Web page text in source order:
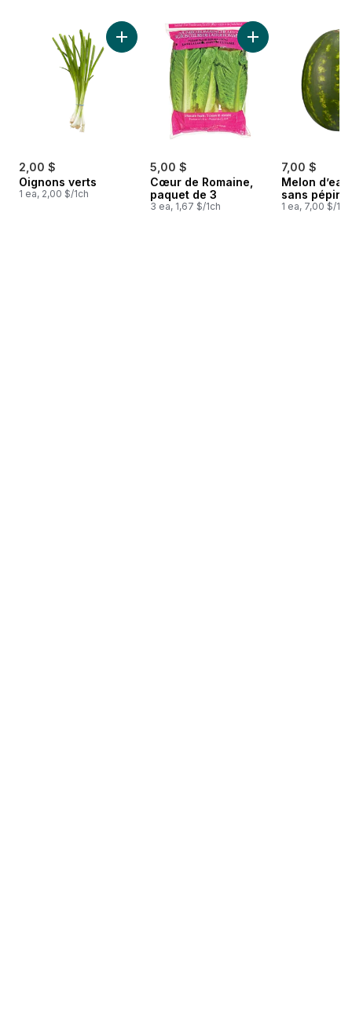
sauter Meilleures ventes
2,00 $
Oignons verts
1 ea, 2,00 $/1ch
Ajouter Oignons verts au panier
5,00 $
Cœur de Romaine,
paquet de 3
3 ea, 1,67 $/1ch
Ajouter Cœur de
7,00 $
Melon
sans pépins
1 ea, 7,00 $/1ch